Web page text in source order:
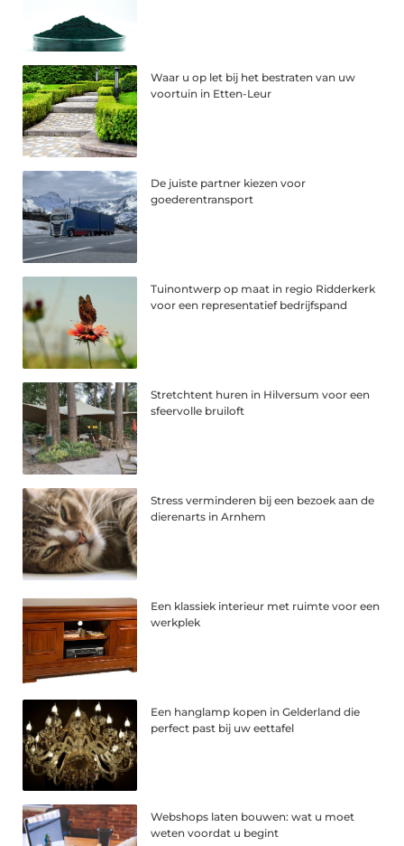
Waar u op let bij het bestraten van uw
voortuin in Etten-Leur
De juiste partner kiezen voor
goederentransport
Tuinontwerp op maat in regio Ridderkerk
voor een representatief bedrijfspand
Stretchtent huren in Hilversum voor een
sfeervolle bruiloft
Stress verminderen bij een bezoek aan de
dierenarts in Arnhem
Een klassiek interieur met ruimte voor een
werkplek
Een hanglamp kopen in Gelderland die
perfect past bij uw eettafel
Webshops laten bouwen: wat u moet
weten voordat u begint